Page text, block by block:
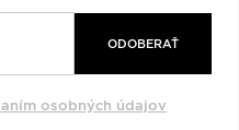
ODOBERAŤ
osobných údajov